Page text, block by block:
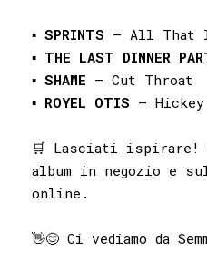
▪️ SPRINTS – All That
▪️ THE LAST DINNER
▪️ SHAME – Cut Throat
▪️ ROYEL OTIS – Hickey
🛒 Lasciati
album in negozio e
online.
👋😊 Ci vediamo da